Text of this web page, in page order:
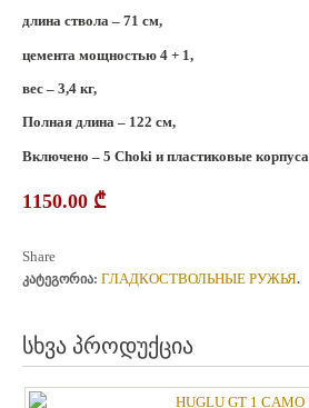
длина ствола – 71 см,
цемента мощностью 4 + 1,
вес – 3,4 кг,
Полная длина – 122 см,
Включено – 5 Choki и пластиковые корпуса
1150.00 ₾
Share
კატეგორია: ГЛАДКОСТВОЛЬНЫЕ РУЖЬЯ.
სხვა პროდუქცია